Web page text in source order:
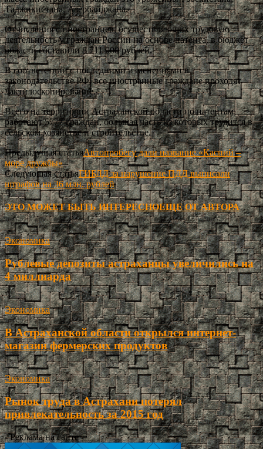
Таджикистана, Азербайджана.
Отчисления с иностранцев, осуществляющих трудовую
деятельность у граждан России на основе патента, в бюджет
области составили 8 711 000 рублей.
В соответствии с последними изменениями в
законодательстве РФ, все иностранные граждане проходят
дактилоскопирование.
Всего на территории Астраханской области по патентам
работают 5777 граждан, большая часть из которых трудится в
сельском хозяйстве и строительстве.
Предыдущая статьяАвтопробегу дали название «Каспий –
море дружбы»
Следующая статьяГИБДД за нарушение ПДД выписали
штрафов на 36 млн. рублей
ЭТО МОЖЕТ БЫТЬ ИНТЕРЕСНОЕЩЕ ОТ АВТОРА
Экономика
Рублевые депозиты астраханцы увеличились на
4 миллиарда
Экономика
В Астраханской области открылся интернет-
магазин фермерских продуктов
Экономика
Рынок труда в Астрахани потерял
привлекательность за 2015 год
- Реклама на сайте -